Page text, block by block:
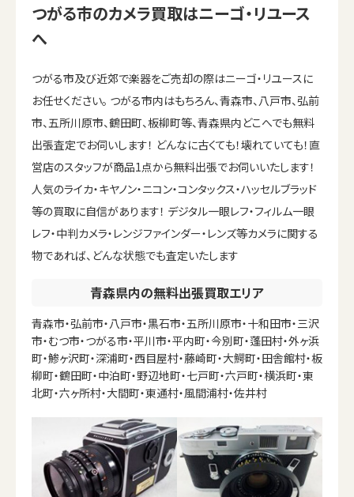
つがる市のカメラ買取はニーゴ・リユース
へ
つがる市及び近郊で楽器をご売却の際はニーゴ・リユースに
お任せください。 つがる市内はもちろん、青森市、八戸市、弘前
市、五所川原市、鶴田町、板柳町等、青森県内どこへでも無料
出張査定でお伺いします！ どんなに古くても！壊れていても！直
営店のスタッフが商品1点から無料出張でお伺いいたします！
人気のライカ・キヤノン・ニコン・コンタックス・ハッセルブラッド
等の買取に自信があります！ デジタル一眼レフ・フィルム一眼
レフ・中判カメラ・レンジファインダー・レンズ等カメラに関する
物であれば、どんな状態でも査定いたします
青森県内の無料出張買取エリア
青森市・弘前市・八戸市・黒石市・五所川原市・十和田市・三沢
市・むつ市・つがる市・平川市・平内町・今別町・蓬田村・外ヶ浜
町・鯵ヶ沢町・深浦町・西目屋村・藤崎町・大鰐町・田舎館村・板
柳町・鶴田町・中泊町・野辺地町・七戸町・六戸町・横浜町・東
北町・六ヶ所村・大間町・東通村・風間浦村・佐井村